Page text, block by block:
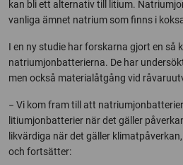
kan bli ett alternativ till litium.
vanliga ämnet natrium som finns i
I en ny studie har forskarna gjort en så
natriumjonbatterierna. De har
men också materialåtgång vid
− Vi kom fram till att
litiumjonbatterier när det gäller
likvärdiga när det gäller
och fortsätter: